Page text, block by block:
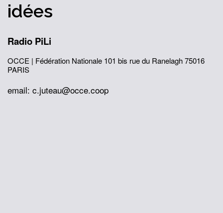
idées
Radio PiLi
OCCE | Fédération Nationale 101 bis rue du Ranelagh75016
PARIS
email: c.juteau@occe.coop